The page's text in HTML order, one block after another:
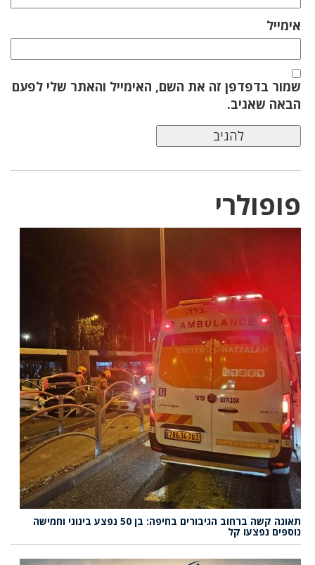
אימייל
שמור בדפדפן זה את השם, האימייל והאתר שלי לפעם
הבאה שאגיב.
פופולרי
תאונה קשה ברחוב הגיבורים בחיפה: בן 50 נפצע בינוני וחמישה
נוספים נפצעו קל